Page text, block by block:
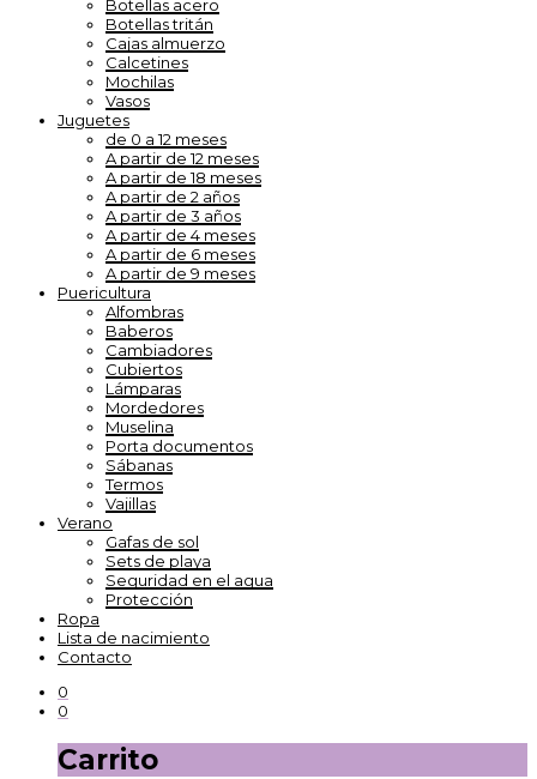
Botellas acero
Botellas tritán
Cajas almuerzo
Calcetines
Mochilas
Vasos
Juguetes
de 0 a 12 meses
A partir de 12 meses
A partir de 18 meses
A partir de 2 años
A partir de 3 años
A partir de 4 meses
A partir de 6 meses
A partir de 9 meses
Puericultura
Alfombras
Baberos
Cambiadores
Cubiertos
Lámparas
Mordedores
Muselina
Porta documentos
Sábanas
Termos
Vajillas
Verano
Gafas de sol
Sets de playa
Seguridad en el agua
Protección
Ropa
Lista de nacimiento
Contacto
0
0
Carrito